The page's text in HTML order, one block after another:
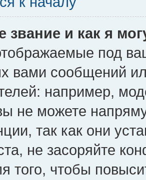
звание и как я
под
вами сообщений
например,
не можете
так как они
не засоряйте
того, чтобы